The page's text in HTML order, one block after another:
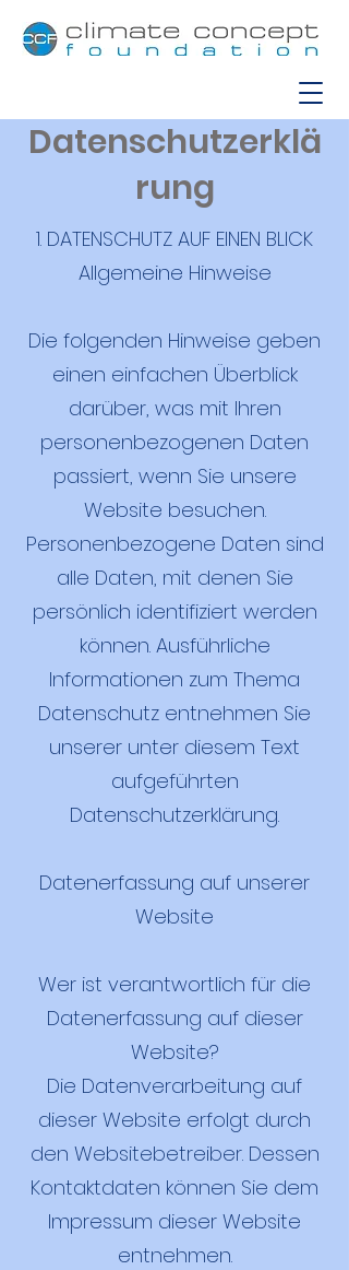
Datenschutzerklä
rung
1. DATENSCHUTZ AUF EINEN BLICK
Allgemeine Hinweise
Die folgenden Hinweise geben
einen einfachen Überblick
darüber, was mit Ihren
personenbezogenen Daten
passiert, wenn Sie unsere
Website besuchen.
Personenbezogene Daten sind
alle Daten, mit denen Sie
persönlich identifiziert werden
können. Ausführliche
Informationen zum Thema
Datenschutz entnehmen Sie
unserer unter diesem Text
aufgeführten
Datenschutzerklärung.
Datenerfassung auf unserer
Website
Wer ist verantwortlich für die
Datenerfassung auf dieser
Website?
Die Datenverarbeitung auf
dieser Website erfolgt durch
den Websitebetreiber. Dessen
Kontaktdaten können Sie dem
Impressum dieser Website
entnehmen.